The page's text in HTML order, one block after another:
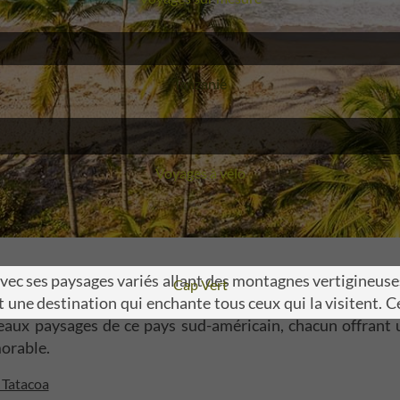
Voyage
Tanzanie
Voyage
Cap Vert
Voyages à vélo
ses paysages variés allant des montagnes
une destination qui enchante tous ceux qui la visitent.
paysages de ce pays sud-américain, chacun offrant